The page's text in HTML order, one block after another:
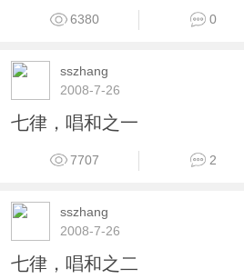
6380 0
sszhang
2008-7-26
七律，唱和之一
7707 2
sszhang
2008-7-26
七律，唱和之二